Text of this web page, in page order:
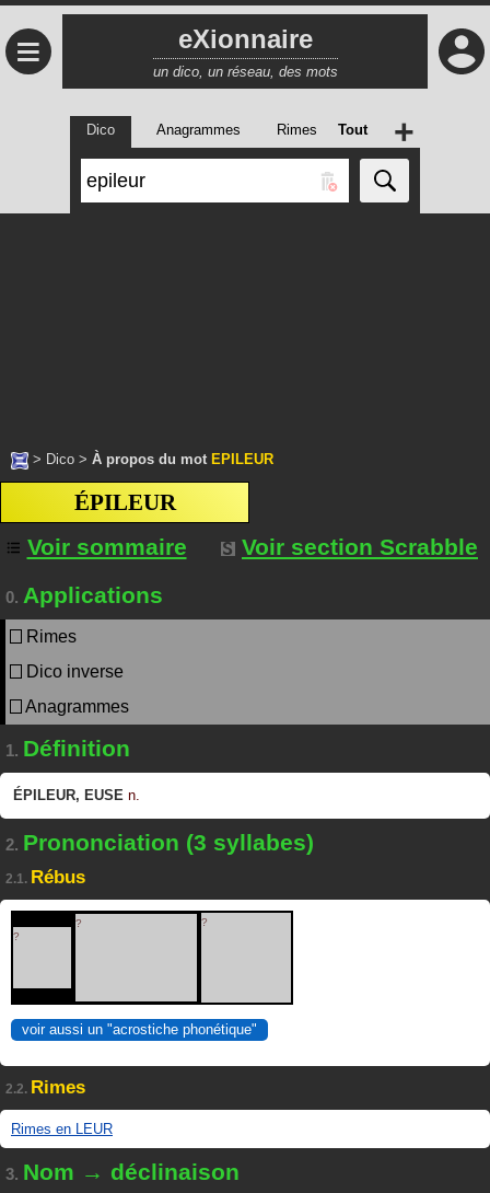
≡ eXionnaire
un dico, un réseau, des mots
Dico Anagrammes Rimes Tout +
> Dico > À propos du mot EPILEUR
ÉPILEUR
Voir sommaire
Voir section Scrabble
0. Applications
Rimes
Dico inverse
Anagrammes
1. Définition
ÉPILEUR, EUSE n.
2. Prononciation (3 syllabes)
2.1. Rébus
?
? ?
voir aussi un "acrostiche phonétique"
2.2. Rimes
Rimes en LEUR
3. Nom → déclinaison